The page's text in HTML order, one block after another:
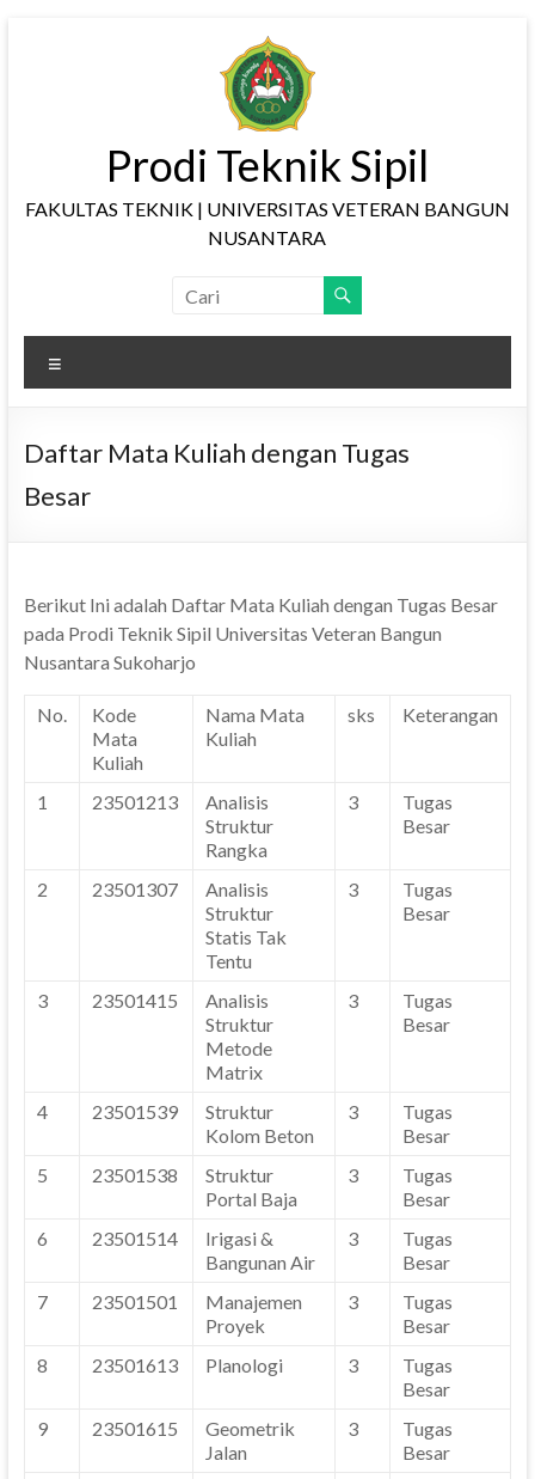
Prodi Teknik Sipil
FAKULTAS TEKNIK | UNIVERSITAS VETERAN BANGUN
NUSANTARA
Daftar Mata Kuliah dengan Tugas
Besar
Berikut Ini adalah Daftar Mata Kuliah dengan Tugas Besar
pada Prodi Teknik Sipil Universitas Veteran Bangun
Nusantara Sukoharjo
No.
Kode
Mata
Kuliah
Nama Mata
Kuliah
sks Keterangan
1 23501213
Analisis
Struktur
Rangka
3
Tugas
Besar
2 23501307
Analisis
Struktur
Statis Tak
Tentu
3
Tugas
Besar
3 23501415
Analisis
Struktur
Metode
Matrix
3
Tugas
Besar
4 23501539
Struktur
Kolom Beton
3
Tugas
Besar
5
23501538
Struktur
Portal Baja
3
Tugas
Besar
6
23501514
Irigasi &
Bangunan Air
3
Tugas
Besar
7
23501501
Manajemen
Proyek
3
Tugas
Besar
8
23501613 Planologi 3
Tugas
Besar
9
23501615
Geometrik
Jalan
3
Tugas
Besar